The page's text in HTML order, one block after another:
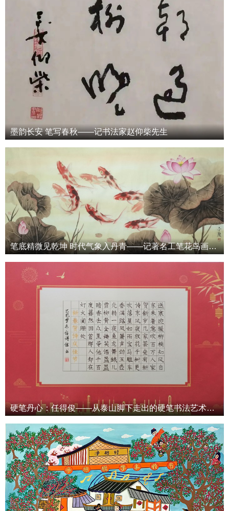
墨韵长安 笔写春秋——记书法家赵仰柴先生
笔底精微见乾坤 时代气象入丹青——记著名工笔花鸟画家于度先生
硬笔丹心：任得俊——从泰山脚下走出的硬笔书法艺术革新者